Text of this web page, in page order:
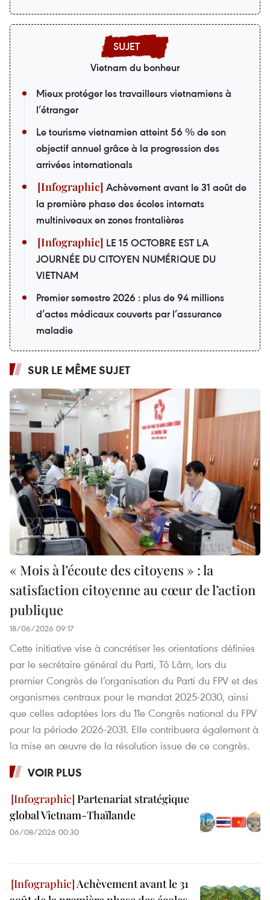
Vietnam du bonheur
Mieux protéger les travailleurs vietnamiens à
l’étranger
Le tourisme vietnamien atteint 56 % de son
objectif annuel grâce à la progression des
arrivées internationals
Achèvement avant le 31 août de
la première phase des écoles internats
multiniveaux en zones frontalières
LE 15 OCTOBRE EST LA
JOURNÉE DU CITOYEN NUMÉRIQUE DU
VIETNAM
Premier semestre 2026 : plus de 94 millions
d’actes médicaux couverts par l’assurance
maladie
SUR LE MÊME SUJET
« Mois à l’écoute des citoyens » : la
satisfaction citoyenne au cœur de l’action
publique
18/06/2026 09:17
Cette initiative vise à concrétiser les orientations définies
par le secrétaire général du Parti, Tô Lâm, lors du
premier Congrès de l’organisation du Parti du FPV et des
organismes centraux pour le mandat 2025-2030, ainsi
que celles adoptées lors du 11e Congrès national du FPV
pour la période 2026-2031. Elle contribuera également à
la mise en œuvre de la résolution issue de ce congrès.
VOIR PLUS
Partenariat stratégique
global Vietnam-Thaïlande
06/08/2026 00:30
Achèvement avant le 31